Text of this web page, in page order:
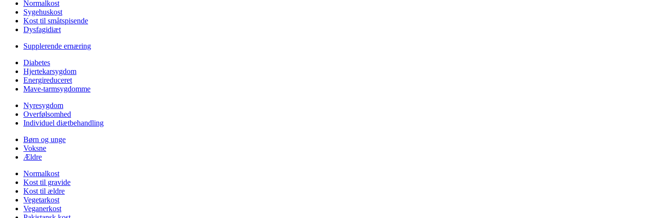
Normalkost
Sygehuskost
Kost til småtspisende
Dysfagidiæt
Supplerende ernæring
Diabetes
Hjertekarsygdom
Energireduceret
Mave-tarmsygdomme
Nyresygdom
Overfølsomhed
Individuel diætbehandling
Børn og unge
Voksne
Ældre
Normalkost
Kost til gravide
Kost til ældre
Vegetarkost
Veganerkost